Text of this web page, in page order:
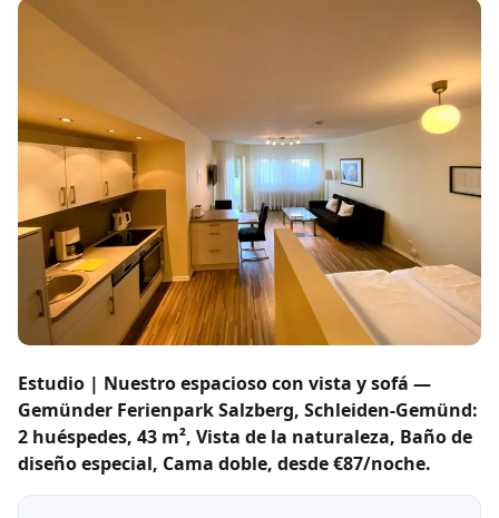
Estudio | Nuestro espacioso con vista y sofá —
Gemünder Ferienpark Salzberg, Schleiden-Gemünd:
2 huéspedes, 43 m², Vista de la naturaleza, Baño de
diseño especial, Cama doble, desde €87/noche.